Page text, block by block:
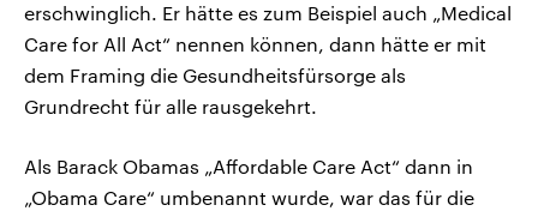
erschwinglich. Er hätte es zum Beispiel auch „Medical
Care for All Act“ nennen können, dann hätte er mit
dem Framing die Gesundheitsfürsorge als
Grundrecht für alle rausgekehrt.
Als Barack Obamas „Affordable Care Act“ dann in
„Obama Care“ umbenannt wurde, war das für die